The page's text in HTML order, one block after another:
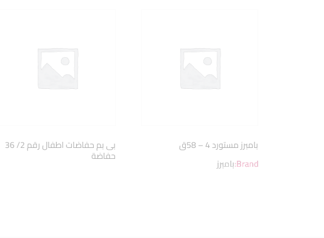
بامبرز مستورد 4 – 58ق
Brand:بامبرز
بى بم حفاضات اطفال رقم 2/ 36
حفاضة